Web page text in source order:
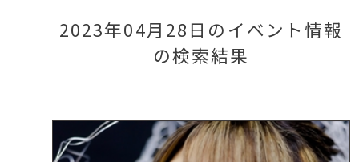
2023年04月28日のイベント情報
の検索結果